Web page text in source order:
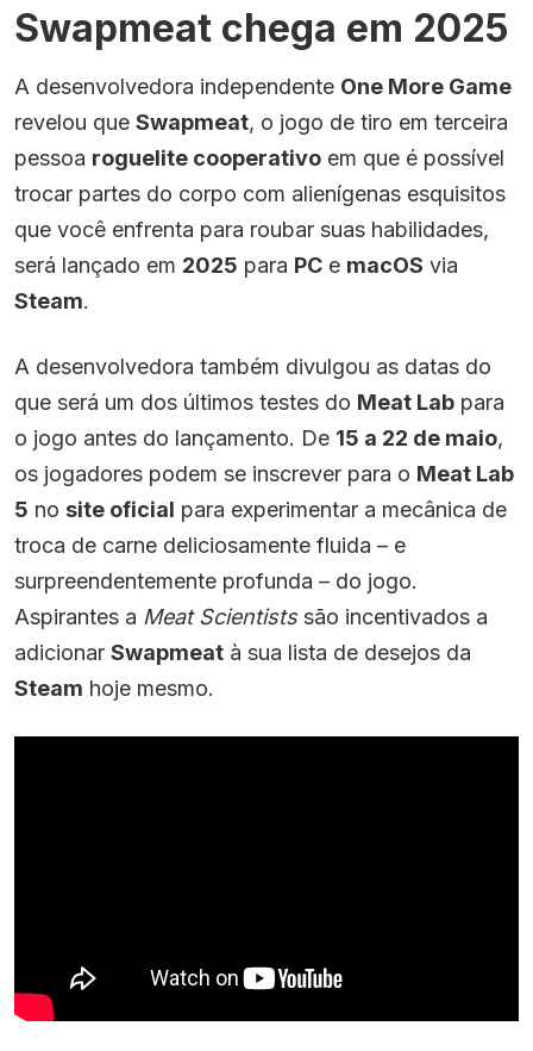
Swapmeat chega em 2025
A desenvolvedora independente One More Game
revelou que Swapmeat, o jogo de tiro em terceira
pessoa roguelite cooperativo em que é possível
trocar partes do corpo com alienígenas esquisitos
que você enfrenta para roubar suas habilidades,
será lançado em 2025 para PC e macOS via
Steam.
A desenvolvedora também divulgou as datas do
que será um dos últimos testes do Meat Lab para
o jogo antes do lançamento. De 15 a 22 de maio,
os jogadores podem se inscrever para o Meat Lab
5 no site oficial para experimentar a mecânica de
troca de carne deliciosamente fluida – e
surpreendentemente profunda – do jogo.
Aspirantes a Meat Scientistssão incentivados a
adicionar Swapmeat à sua lista de desejos da
Steam hoje mesmo.